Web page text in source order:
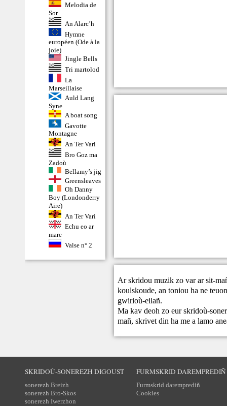
Melodia de
Sor
An Alarc’h
Hymne
européen (Ode à la
joie)
Jingle Bells
Tri martolod
La
Marseillaise
Auld Lang
Syne
A boat song
Gavotte
Montagne
An Ter Vari
Bro Goz ma
Zadoù
Bellamy’s jig
Greensleaves
Oh Danny
Boy (Londonderry
Aire)
An Ter Vari
Echu eo ar
mare
Valse n° 2
Ar skridou muzik zo var ar sit-
koulskoude, an toniou ha ne
gwirioù-eilañ.
Ma kav deoh zo eur skridoù-
mañ,skrivet din ha me a lamo
SKRIDOÙ-SONEREZH DIGOUST
sonerezh Breizh
sonerezh Bro-Skos
sonerezh Iwerzhon
FURMSKRID DAREMPREDIÑ
Furmskrid daremprediñ
Cookies